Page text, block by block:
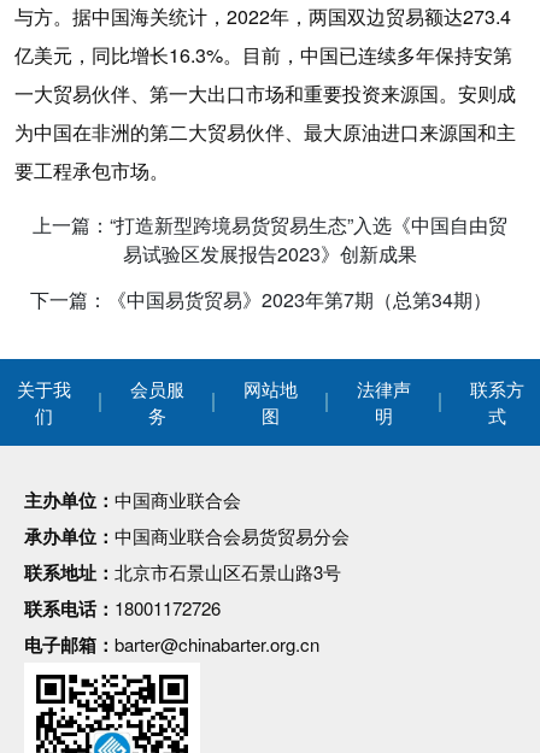
与方。据中国海关统计，2022年，两国双边贸易额达273.4
亿美元，同比增长16.3%。目前，中国已连续多年保持安第
一大贸易伙伴、第一大出口市场和重要投资来源国。安则成
为中国在非洲的第二大贸易伙伴、最大原油进口来源国和主
要工程承包市场。
上一篇：“打造新型跨境易货贸易生态”入选《中国自由贸
易试验区发展报告2023》创新成果
下一篇：《中国易货贸易》2023年第7期（总第34期）
关于我
们
会员服
务
网站地
图
法律声
明
联系方
式
主办单位： 中国商业联合会
承办单位： 中国商业联合会易货贸易分会
联系地址： 北京市石景山区石景山路3号
联系电话： 18001172726
电子邮箱： barter@chinabarter.org.cn